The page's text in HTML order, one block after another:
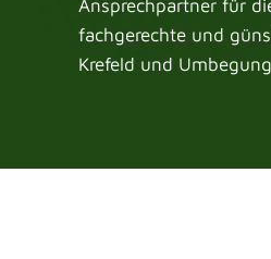
Ansprechpartner für
fachgerechte und
Krefeld und